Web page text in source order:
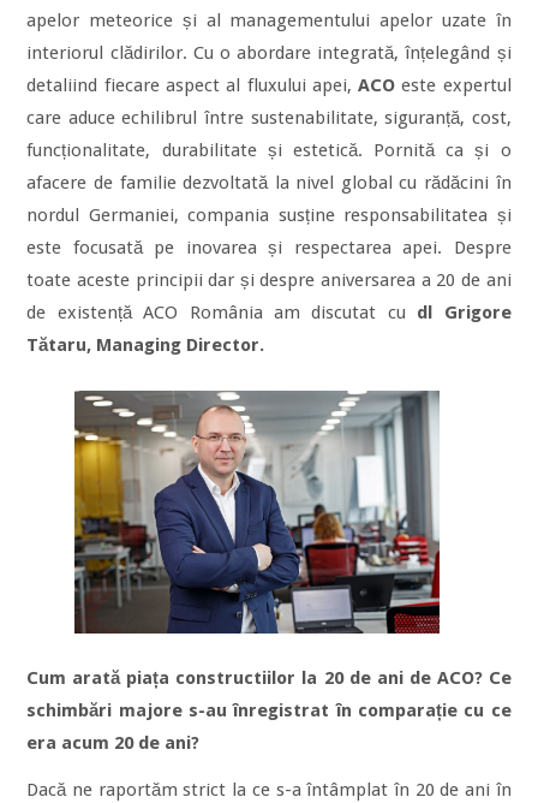
apelor meteorice și al managementului apelor uzate în
interiorul clădirilor. Cu o abordare integrată, înțelegând și
detaliind fiecare aspect al fluxului apei,ACOeste expertul
care aduce echilibrul între sustenabilitate, siguranță, cost,
funcționalitate, durabilitate și estetică. Pornită ca și o
afacere de familie dezvoltată la nivel global cu rădăcini în
nordul Germaniei, compania susține responsabilitatea și
este focusată pe inovarea și respectarea apei. Despre
toate aceste principii dar și despre aniversarea a 20 de ani
de existență ACO România am discutat cu dl Grigore
Tătaru, Managing Director.
Cum arată piața constructiilor la 20 de ani de ACO? Ce
schimbări majore s-au înregistrat în comparație cu ce
era acum 20 de ani?
Dacă ne raportăm strict la ce s-a întâmplat în 20 de ani în